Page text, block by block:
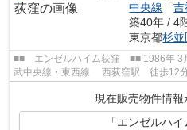
中央線 「吉
築40年 / 4
東京都杉並
■■ エンゼルハイム荻窪 ■■ 1986年 3月完成 ＲＣ造4階建 総戸数 12戸 総
武中央線・東西線 西荻窪駅 徒歩12
現在販売物件情報
「エンゼルハ